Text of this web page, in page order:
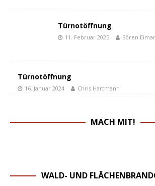
Türnotöffnung
11. Februar 2025 Sören
Türnotöffnung
16. Januar 2024 Chris Hartmann
MACH MIT!
WALD- UND